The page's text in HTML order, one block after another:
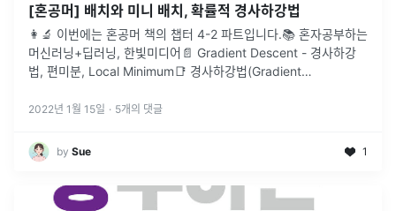
[혼공머] 배치와 미니 배치, 확률적 경사하강법
👩‍🔬 이번에는 혼공머 책의 챕터 4-2 파트입니다.📚 혼자공부하는
머신러닝+딥러닝, 한빛미디어📄 Gradient Descent - 경사하강
법, 편미분, Local Minimum📑 경사하강법(Gradient
2022년 1월 15일 · 5개의 댓글
by Sue 1